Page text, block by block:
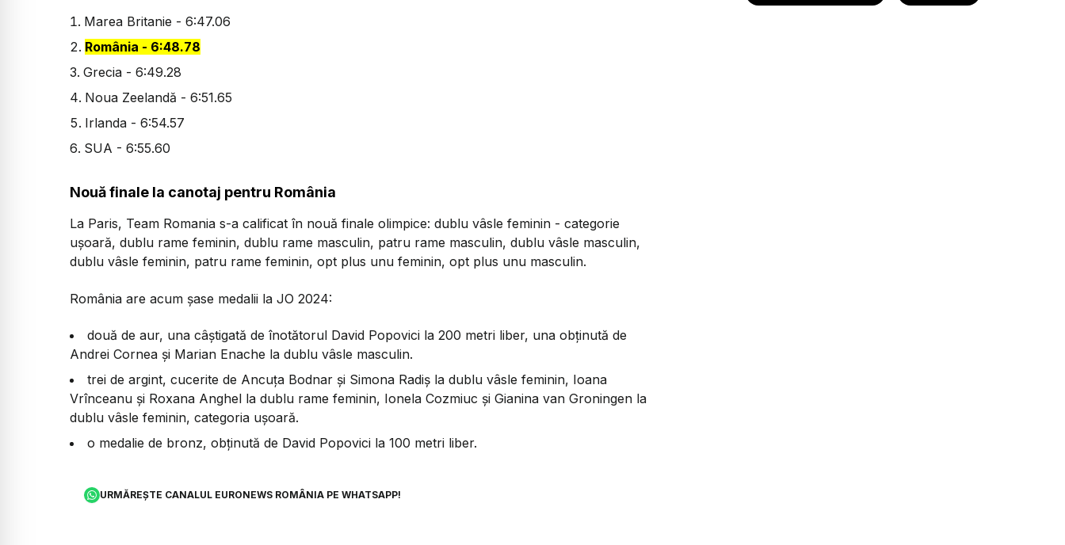
Marea Britanie - 6:47.06
România - 6:48.78
Grecia - 6:49.28
Noua Zeelandă - 6:51.65
Irlanda - 6:54.57
SUA - 6:55.60
Nouă finale la canotaj pentru România
La Paris, Team Romania s-a calificat în nouă finale olimpice: dublu vâsle feminin - categorie
uşoară, dublu rame feminin, dublu rame masculin, patru rame masculin, dublu vâsle masculin,
dublu vâsle feminin, patru rame feminin, opt plus unu feminin, opt plus unu masculin.
România are acum șase medalii la JO 2024:
două de aur, una câştigată de înotătorul David Popovici la 200 metri liber, una obţinută de
Andrei Cornea şi Marian Enache la dublu vâsle masculin.
trei de argint, cucerite de Ancuţa Bodnar şi Simona Radiş la dublu vâsle feminin, Ioana
Vrînceanu și Roxana Anghel la dublu rame feminin, Ionela Cozmiuc și Gianina van Groningen la
dublu vâsle feminin, categoria ușoară.
o medalie de bronz, obţinută de David Popovici la 100 metri liber.
URMĂREȘTE CANALUL EURONEWS ROMÂNIA PE WHATSAPP!